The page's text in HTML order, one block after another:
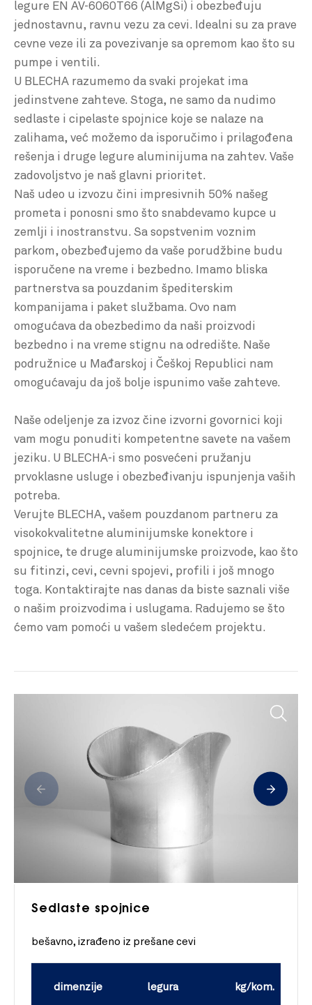
legure EN AV-6060T66 (AlMgSi) i obezbeđuju
jednostavnu, ravnu vezu za cevi. Idealni su za prave
cevne veze ili za povezivanje sa opremom kao što su
pumpe i ventili.
U BLECHA razumemo da svaki projekat ima
jedinstvene zahteve. Stoga, ne samo da nudimo
sedlaste i cipelaste spojnice koje se nalaze na
zalihama, već možemo da isporučimo i prilagođena
rešenja i druge legure aluminijuma na zahtev. Vaše
zadovoljstvo je naš glavni prioritet.
Naš udeo u izvozu čini impresivnih 50% našeg
prometa i ponosni smo što snabdevamo kupce u
zemlji i inostranstvu. Sa sopstvenim voznim
parkom, obezbeđujemo da vaše porudžbine budu
isporučene na vreme i bezbedno. Imamo bliska
partnerstva sa pouzdanim špediterskim
kompanijama i paket službama. Ovo nam
omogućava da obezbedimo da naši proizvodi
bezbedno i na vreme stignu na odredište. Naše
podružnice u Mađarskoj i Češkoj Republici nam
omogućavaju da još bolje ispunimo vaše zahteve.
Naše odeljenje za izvoz čine izvorni govornici koji
vam mogu ponuditi kompetentne savete na vašem
jeziku. U BLECHA-i smo posvećeni pružanju
prvoklasne usluge i obezbeđivanju ispunjenja vaših
potreba.
Verujte BLECHA, vašem pouzdanom partneru za
visokokvalitetne aluminijumske konektore i
spojnice, te druge aluminijumske proizvode, kao što
su fitinzi, cevi, cevni spojevi, profili i još mnogo
toga. Kontaktirajte nas danas da biste saznali više
o našim proizvodima i uslugama. Radujemo se što
ćemo vam pomoći u vašem sledećem projektu.
Sedlaste spojnice
bešavno, izrađeno iz prešane cevi
dimenzije legura kg/kom.